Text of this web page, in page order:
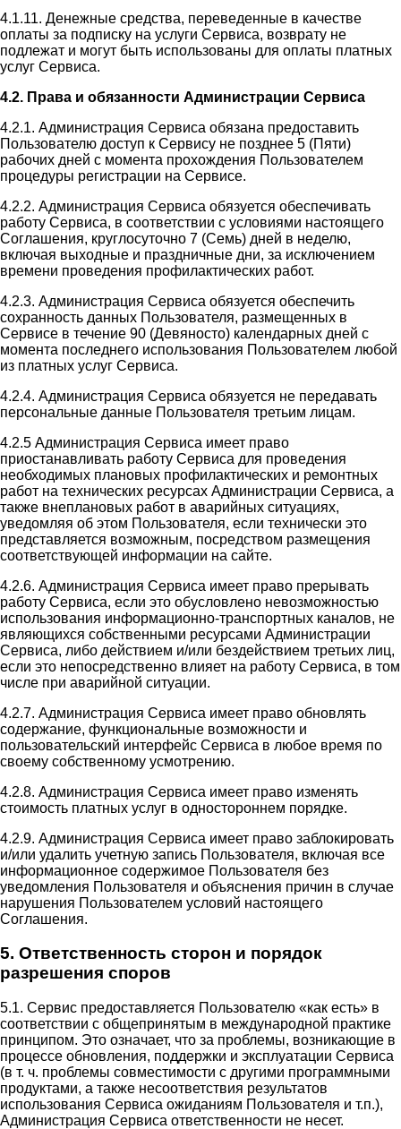
4.1.11. Денежные средства, переведенные в качестве
оплаты за подписку на услуги Сервиса, возврату не
подлежат и могут быть использованы для оплаты платных
услуг Сервиса.
4.2. Права и обязанности Администрации Сервиса
4.2.1. Администрация Сервиса обязана предоставить
Пользователю доступ к Сервису не позднее 5 (Пяти)
рабочих дней с момента прохождения Пользователем
процедуры регистрации на Сервисе.
4.2.2. Администрация Сервиса обязуется обеспечивать
работу Сервиса, в соответствии с условиями настоящего
Соглашения, круглосуточно 7 (Семь) дней в неделю,
включая выходные и праздничные дни, за исключением
времени проведения профилактических работ.
4.2.3. Администрация Сервиса обязуется обеспечить
сохранность данных Пользователя, размещенных в
Сервисе в течение 90 (Девяносто) календарных дней с
момента последнего использования Пользователем любой
из платных услуг Сервиса.
4.2.4. Администрация Сервиса обязуется не передавать
персональные данные Пользователя третьим лицам.
4.2.5 Администрация Сервиса имеет право
приостанавливать работу Сервиса для проведения
необходимых плановых профилактических и ремонтных
работ на технических ресурсах Администрации Сервиса, а
также внеплановых работ в аварийных ситуациях,
уведомляя об этом Пользователя, если технически это
представляется возможным, посредством размещения
соответствующей информации на сайте.
4.2.6. Администрация Сервиса имеет право прерывать
работу Сервиса, если это обусловлено невозможностью
использования информационно-транспортных каналов, не
являющихся собственными ресурсами Администрации
Сервиса, либо действием и/или бездействием третьих лиц,
если это непосредственно влияет на работу Сервиса, в том
числе при аварийной ситуации.
4.2.7. Администрация Сервиса имеет право обновлять
содержание, функциональные возможности и
пользовательский интерфейс Сервиса в любое время по
своему собственному усмотрению.
4.2.8. Администрация Сервиса имеет право изменять
стоимость платных услуг в одностороннем порядке.
4.2.9. Администрация Сервиса имеет право заблокировать
и/или удалить учетную запись Пользователя, включая все
информационное содержимое Пользователя без
уведомления Пользователя и объяснения причин в случае
нарушения Пользователем условий настоящего
Соглашения.
5. Ответственность сторон и порядок
разрешения споров
5.1. Сервис предоставляется Пользователю «как есть» в
соответствии с общепринятым в международной практике
принципом. Это означает, что за проблемы, возникающие в
процессе обновления, поддержки и эксплуатации Сервиса
(в т. ч. проблемы совместимости с другими программными
продуктами, а также несоответствия результатов
использования Сервиса ожиданиям Пользователя и т.п.),
Администрация Сервиса ответственности не несет.